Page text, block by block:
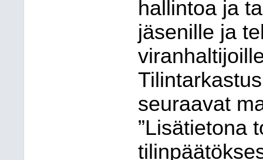
hallintoa ja
jäsenille ja
seuraavat
”Lisätietona